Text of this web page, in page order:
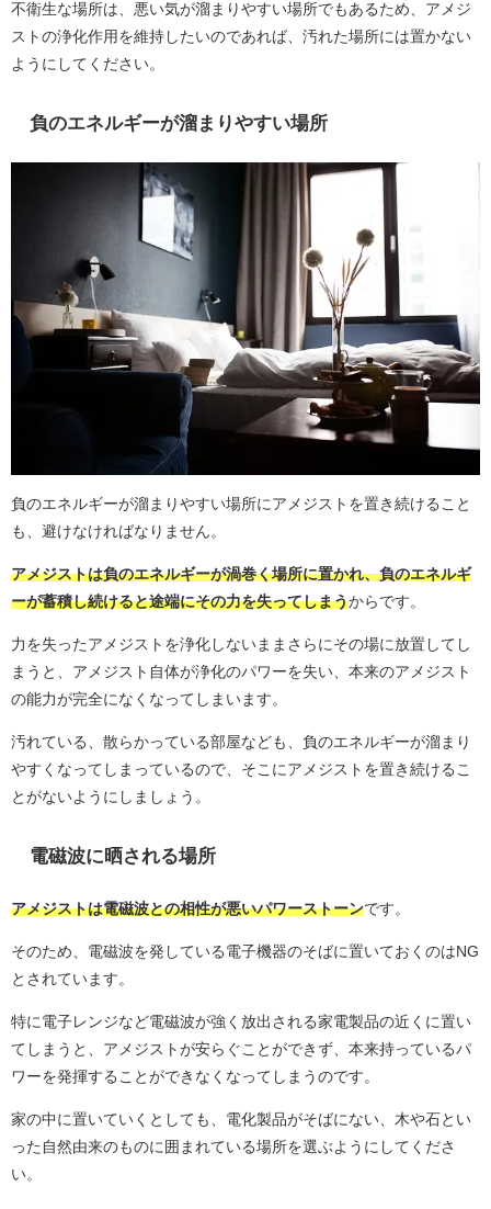
不衛生な場所は、悪い気が溜まりやすい場所でもあるため、アメジ
ストの浄化作用を維持したいのであれば、汚れた場所には置かない
ようにしてください。
負のエネルギーが溜まりやすい場所
負のエネルギーが溜まりやすい場所にアメジストを置き続けること
も、避けなければなりません。
アメジストは負のエネルギーが渦巻く場所に置かれ、負のエネルギ
ーが蓄積し続けると途端にその力を失ってしまうからです。
力を失ったアメジストを浄化しないままさらにその場に放置してし
まうと、アメジスト自体が浄化のパワーを失い、本来のアメジスト
の能力が完全になくなってしまいます。
汚れている、散らかっている部屋なども、負のエネルギーが溜まり
やすくなってしまっているので、そこにアメジストを置き続けるこ
とがないようにしましょう。
電磁波に晒される場所
アメジストは電磁波との相性が悪いパワーストーンです。
そのため、電磁波を発している電子機器のそばに置いておくのはNG
とされています。
特に電子レンジなど電磁波が強く放出される家電製品の近くに置い
てしまうと、アメジストが安らぐことができず、本来持っているパ
ワーを発揮することができなくなってしまうのです。
家の中に置いていくとしても、電化製品がそばにない、木や石とい
った自然由来のものに囲まれている場所を選ぶようにしてくださ
い。